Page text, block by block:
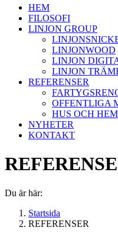
HEM
FILOSOFI
LINJON GROUP
LINJONWOOD
LINJON
LINJON
REFERENSER
OFFENTLIGA
HUS OCH HEM
NYHETER
KONTAKT
Du är här:
Startsida
REFERENSER